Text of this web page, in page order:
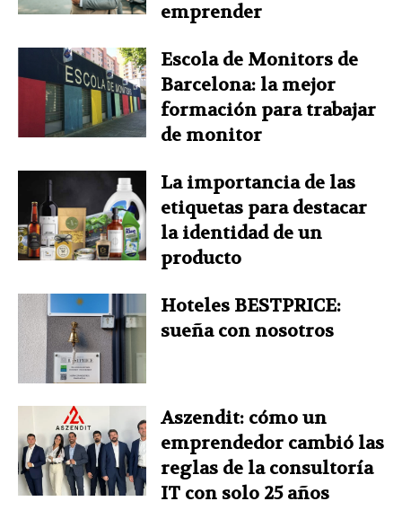
emprender
Escola de Monitors de
Barcelona: la mejor
formación para trabajar
de monitor
La importancia de las
etiquetas para destacar
la identidad de un
producto
Hoteles BESTPRICE:
sueña con nosotros
Aszendit: cómo un
emprendedor cambió las
reglas de la consultoría
IT con solo 25 años